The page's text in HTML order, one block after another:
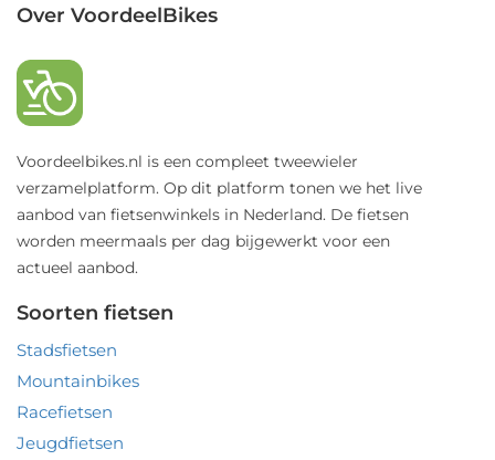
Over VoordeelBikes
Voordeelbikes.nl is een compleet tweewieler
verzamelplatform. Op dit platform tonen we het live
aanbod van fietsenwinkels in Nederland. De fietsen
worden meermaals per dag bijgewerkt voor een
actueel aanbod.
Soorten fietsen
Stadsfietsen
Mountainbikes
Racefietsen
Jeugdfietsen